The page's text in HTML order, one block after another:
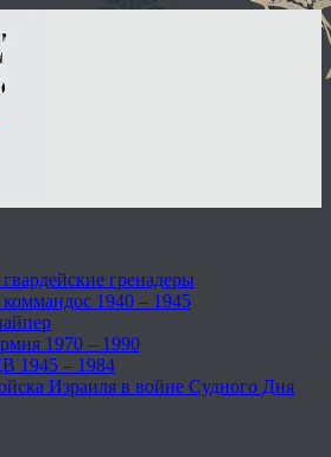
гренадеры
1940 – 1945
1970 – 1990
1945 – 1984
Израиля в войне Судного Дня